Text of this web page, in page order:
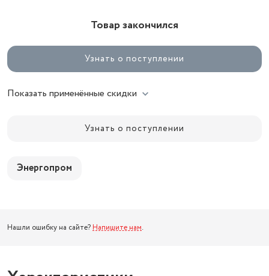
Товар закончился
Узнать о поступлении
Показать применённые скидки
Узнать о поступлении
Энергопром
Нашли ошибку на сайте? Напишите нам.